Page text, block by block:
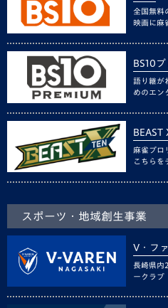
全国無料
映画に麻
BS10
語り継が
めのエン
BEAST
麻雀プロ
こちらを
スポーツ・地域創生事業
V・フ
長崎県内
ークラブ